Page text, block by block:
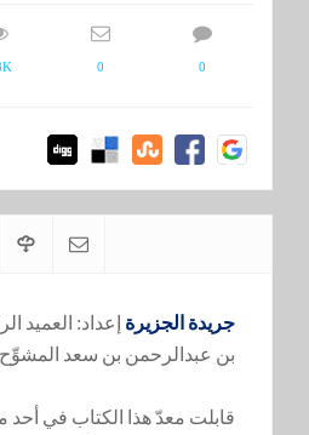
0
0
جريدة الجزيرة إعداد: العميد
بن عبدالرحمن بن سعد
قابلت معدّ هذا الكتاب في